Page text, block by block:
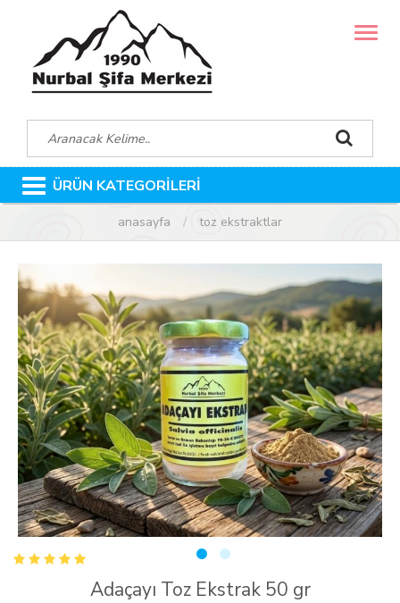
MENÜ
ÜRÜN KATEGORİLERİ
anasayfa toz ekstraktlar
Adaçayı Toz Ekstrak 50 gr